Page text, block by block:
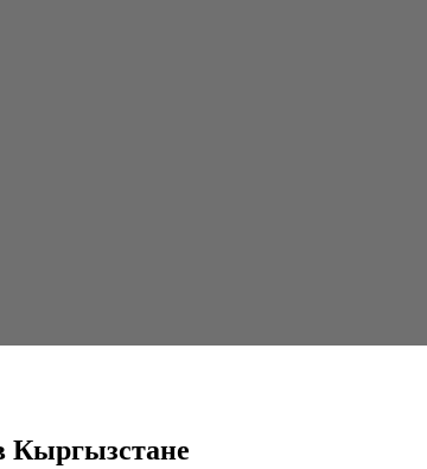
Кыргызстане